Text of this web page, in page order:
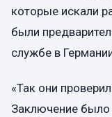
которые искали
были
службе в
«Так они
Заключение было